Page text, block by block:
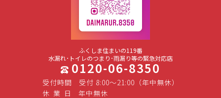
ふくしま住まいの119番
水漏れ･トイレのつまり･雨漏り等の緊急対応店
0120-06-8350
受付時間
受付 8:00～21:00（年中無休）
休 業 日 年中無休